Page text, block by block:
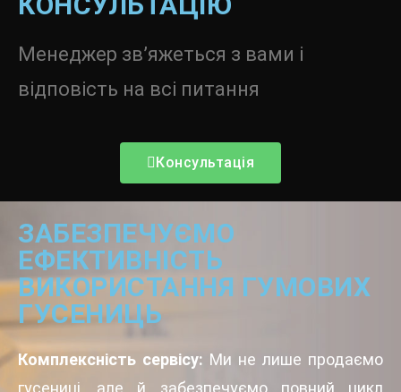
Менеджер зв’яжеться з вами і
відповість на всі питання
Консультація
ЗАБЕЗПЕЧУЄМО
ЕФЕКТИВНІСТЬ
ВИКОРИСТАННЯ ГУМОВИХ
ГУСЕНИЦЬ
Комплексність сервісу: Ми не лише продаємо
гусениці, але й забезпечуємо повний цикл